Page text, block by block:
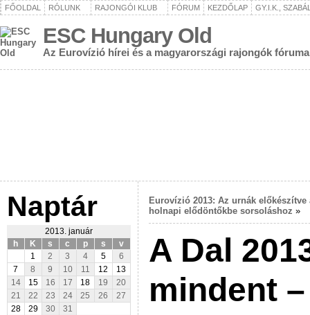
FŐOLDAL RÓLUNK RAJONGÓI KLUB FÓRUM KEZDŐLAP GY.I.K.,
ESC Hungary Old
Az Eurovízió hírei és a magyarországi rajongók fóruma
Naptár
2013. január
h
K s c p s
v
1
2 3 4 5
6
7
8 9 10 11 12
13
14
15 16 17 18 19
20
21
22 23 24 25 26
27
28
29 30 31
Eurovízió 2013: Az urnák előkészítve
holnapi elődöntőkbe sorsoláshoz »
A Dal
mindent